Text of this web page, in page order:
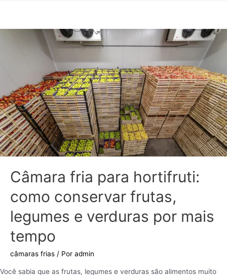
Câmara fria para hortifruti:
como conservar frutas,
legumes e verduras por mais
tempo
câmaras frias / Por admin
Você sabia que as frutas, legumes e verduras são alimentos muito